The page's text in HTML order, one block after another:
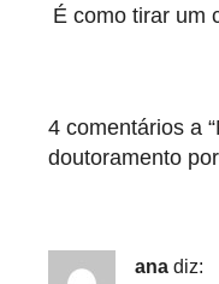
hÉ como tirar um
4 comentários a “
doutoramento
ana diz: